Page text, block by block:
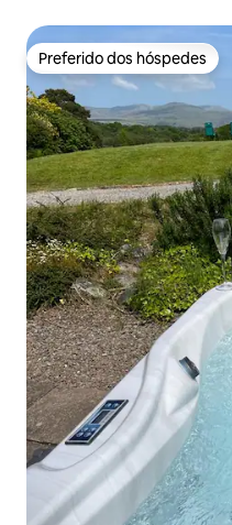
Preferido dos hóspedes
Preferido dos hóspedes